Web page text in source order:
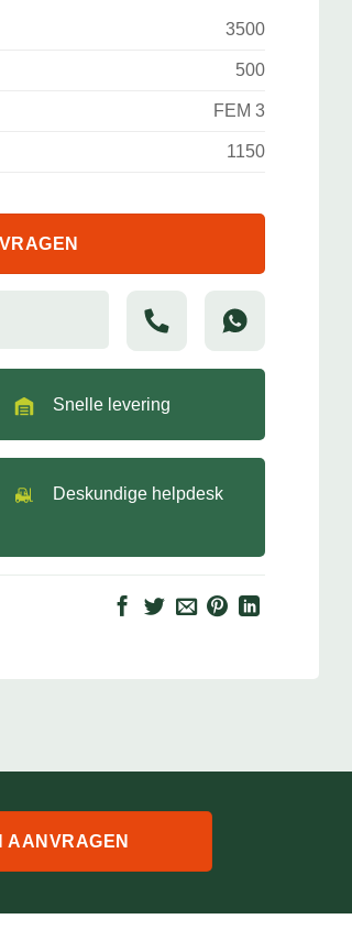
3500
500
FEM 3
1150
Snelle levering
Deskundige helpdesk
AANVRAGEN